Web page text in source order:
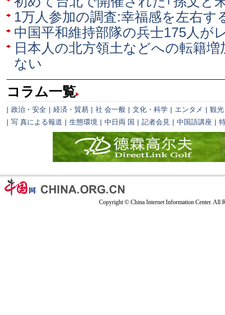
1万人参加の調査:幸福感を左右す
中国平和維持部隊の兵士175人が
日本人の北方領土などへの転籍
ない
コラム一覧
| 政治・安全 | 経済・貿易 | 社 会一般 | 文化・科学 | エンタメ | 観光
| 写 真による報道 | 生態環境 | 中日両 国 | 記者会見 | 中国語講座 |